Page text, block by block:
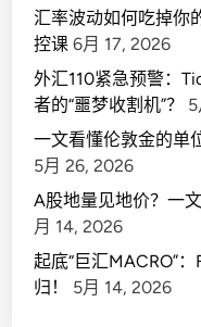
汇率波动如何吃掉
控课 6月 17, 2026
外汇110紧急预警：
者的“噩梦收割机”？
一文看懂伦敦金的单
5月 26, 2026
A股地量见地价？一
月 14, 2026
起底“巨汇MACRO”
归！
5月 14, 2026